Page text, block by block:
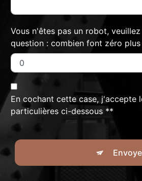
Vous n'êtes pas un robot,
question : combien font zéro plus
En cochant cette case, j'accepte
particulières ci-dessous **